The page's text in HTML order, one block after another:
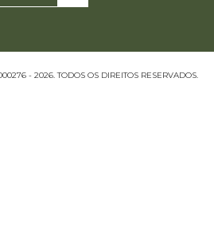
- 2026. TODOS OS DIREITOS RESERVADOS.